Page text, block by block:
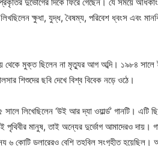
ক্ষুধা, যুদ্ধ, বৈষম্য, পরিবেশ ধ্বংস এবং
থেকে মুক্ত ছিলেন না মৃত্যুর আগ অব্দি। ১৯৮৪
শিশুদের ছবি দেখে বিশ্ব বিবেক নড়ে ওঠে।
লিখেছিলেন ‘উই আর দ্যা ওয়ার্ল্ড’ গানটি।
মানুষ, তাই অন্যের দুর্ভোগ আমাদেরও দায়।
৬ কোটি ডলারেরও বেশি তহবিল সংগৃহীত হয়েছিল।